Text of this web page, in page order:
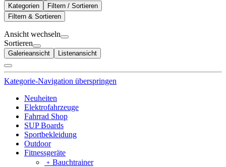
Kategorien
Filtern / Sortieren
Filtern & Sortieren
Ansicht wechseln
Sortieren
Galerieansicht Listenansicht
Kategorie-Navigation überspringen
Neuheiten
Elektrofahrzeuge
Fahrrad Shop
SUP Boards
Sportbekleidung
Outdoor
Fitnessgeräte
﹢ Bauchtrainer